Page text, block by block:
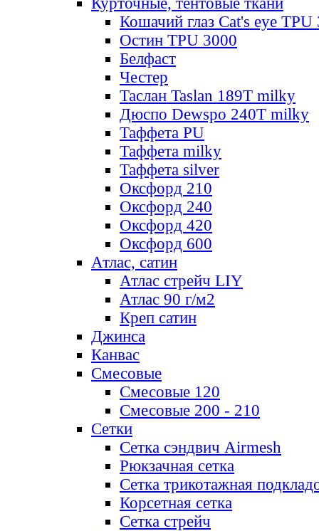
Кошачий глаз Cat's eye TPU
Остин TPU 3000
Белфаст
Честер
Таслан Taslan 189T milky
Дюспо Dewspo 240T milky
Таффета PU
Таффета milky
Таффета silver
Оксфорд 210
Оксфорд 240
Оксфорд 420
Оксфорд 600
Атлас, сатин
Атлас стрейч LIY
Атлас 90 г/м2
Креп сатин
Джинса
Канвас
Смесовые
Смесовые 120
Смесовые 200 - 210
Сетки
Сетка сэндвич Airmesh
Рюкзачная сетка
Сетка трикотажная
Корсетная сетка
Сетка стрейч